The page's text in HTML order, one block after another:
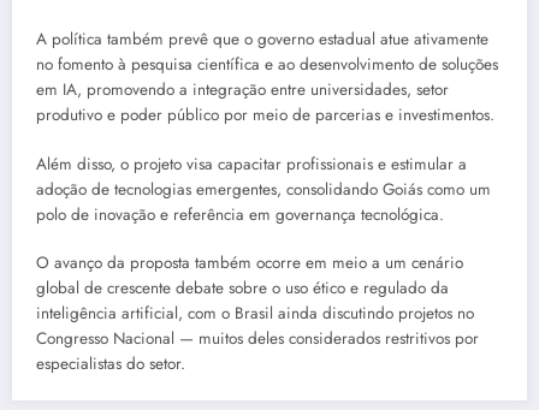
A política também prevê que o governo estadual atue ativamente
no fomento à pesquisa científica e ao desenvolvimento de soluções
em IA, promovendo a integração entre universidades, setor
produtivo e poder público por meio de parcerias e investimentos.
Além disso, o projeto visa capacitar profissionais e estimular a
adoção de tecnologias emergentes, consolidando Goiás como um
polo de inovação e referência em governança tecnológica.
O avanço da proposta também ocorre em meio a um cenário
global de crescente debate sobre o uso ético e regulado da
inteligência artificial, com o Brasil ainda discutindo projetos no
Congresso Nacional — muitos deles considerados restritivos por
especialistas do setor.